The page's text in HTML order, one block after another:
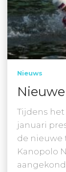
Nieuws
Tijdens
januari
de nieuwe
Kanopolo